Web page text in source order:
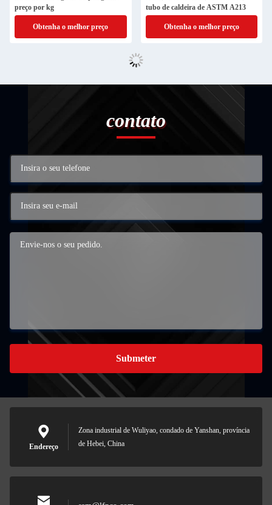
preço por kg
Obtenha o melhor preço
tubo de caldeira de ASTM A213
Obtenha o melhor preço
contato
Submeter
Endereço
Zona industrial de Wuliyao, condado de Yanshan, província
de Hebei, China